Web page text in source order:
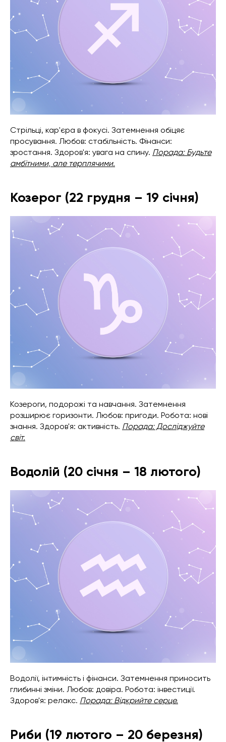
Стрільці, кар'єра в фокусі. Затемнення обіцяє
просування. Любов: стабільність. Фінанси:
зростання. Здоров'я: увага на спину. Порада: Будьте
амбітними, але терплячими.
Козерог (22 грудня – 19 січня)
Козероги, подорожі та навчання. Затемнення
розширює горизонти. Любов: пригоди. Робота: нові
знання. Здоров'я: активність. Порада: Досліджуйте
світ.
Водолій (20 січня – 18 лютого)
Водолії, інтимність і фінанси. Затемнення приносить
глибинні зміни. Любов: довіра. Робота: інвестиції.
Здоров'я: релакс. Порада: Відкрийте серце.
Риби (19 лютого – 20 березня)